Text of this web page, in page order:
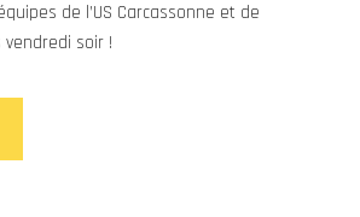
de l’US Carcassonne et de
soir !